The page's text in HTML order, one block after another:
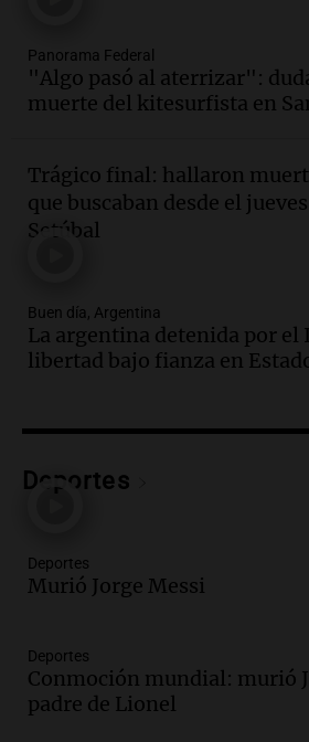
Audio.El orgullo y el
Jorge Messi en una
Vargas en 2007
Audio.El abuelo de
las nuevas detenciones:
todos tenían algo que ver"
Audio.Nutricionista
desayuno ideal: ¿ qué
conviene priorizar cada
Audio.
Audio.Mateo, a los 25
Una mañana para todos
Episodios
Audio.Estiman que la
Panorama Federal
"Algo pasó al aterrizar":
muerte del kitesurfista en
Trágico final: hallaron
que buscaban desde el
Setúbal
Buen día, Argentina
La argentina detenida por el
libertad bajo fianza en
Deportes
Deportes
Murió Jorge Messi
Deportes
Conmoción mundial: murió
padre de Lionel